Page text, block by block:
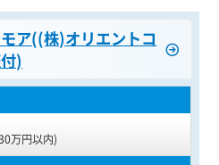
ア((株)オリエントコ
)
万円以内)